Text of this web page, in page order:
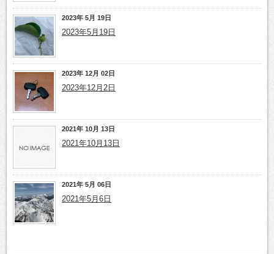
2023年 5月 19日
2023年5月19日
2023年 12月 02日
2023年12月2日
2021年 10月 13日
2021年10月13日
2021年 5月 06日
2021年5月6日